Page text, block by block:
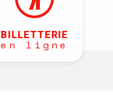
BILLETTERIE
en ligne